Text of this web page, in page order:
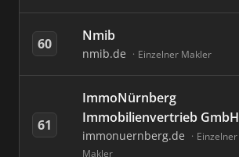
60 Nmib
nmib.de Einzelner Makler
61
ImmoNürnberg
Immobilienvertrieb GmbH
immonuernberg.de
Einzelner
Makler